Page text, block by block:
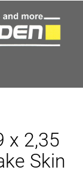
x 2,35
Skin